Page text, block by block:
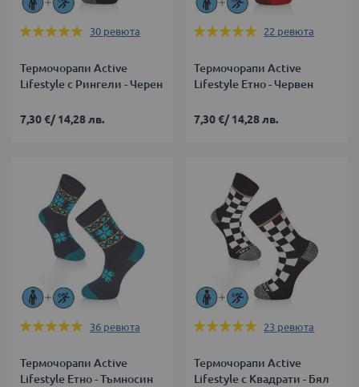
Оценка:
30 ревюта
Термочорапи Active
Lifestyle с Рингели - Черен
7,30 €/14,28 лв.
Оценка:
22 ревюта
Термочорапи Active
Lifestyle Етно - Червен
7,30 €/14,28 лв.
Оценка:
36 ревюта
Термочорапи Active
Lifestyle Етно - Тъмносин
Оценка:
23 ревюта
Термочорапи Active
Lifestyle с Квадрати - Бял